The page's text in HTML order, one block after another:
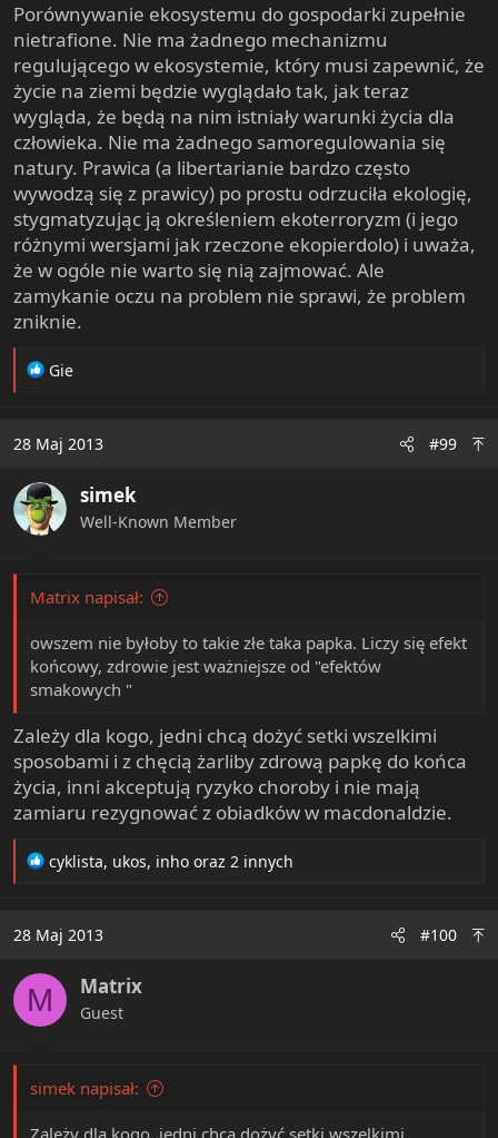
Porównywanie ekosystemu do gospodarki zupełnie
nietrafione. Nie ma żadnego mechanizmu
regulującego w ekosystemie, który musi zapewnić, że
życie na ziemi będzie wyglądało tak, jak teraz
wygląda, że będą na nim istniały warunki życia dla
człowieka. Nie ma żadnego samoregulowania się
natury. Prawica (a libertarianie bardzo często
wywodzą się z prawicy) po prostu odrzuciła ekologię,
stygmatyzując ją określeniem ekoterroryzm (i jego
różnymi wersjami jak rzeczone ekopierdolo) i uważa,
że w ogóle nie warto się nią zajmować. Ale
zamykanie oczu na problem nie sprawi, że problem
zniknie.
R
t
o
n
s
Gie
28 Maj 2013 #99
simek
Well-Known Member
Matrix napisał:
owszem nie byłoby to takie złe taka papka. Liczy się efekt
końcowy, zdrowie jest ważniejsze od "efektów
smakowych "
Zależy dla kogo, jedni chcą dożyć setki wszelkimi
sposobami i z chęcią żarliby zdrową papkę do końca
życia, inni akceptują ryzyko choroby i nie mają
zamiaru rezygnować z obiadków w macdonaldzie.
R
t
o
n
s
cyklista, ukos, inho oraz 2 innych
28 Maj 2013 #100
M Matrix
Guest
simek napisał:
Zależy dla kogo, jedni chcą dożyć setki wszelkimi